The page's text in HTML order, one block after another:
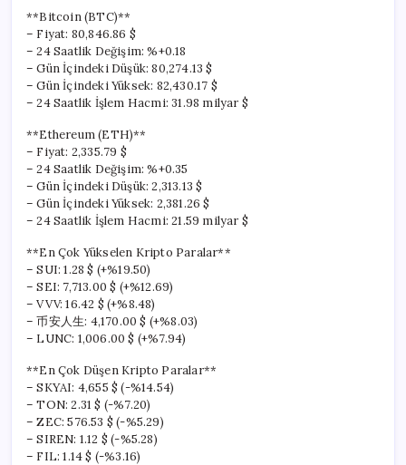
**Bitcoin (BTC)**
– Fiyat: 80,846.86 $
– 24 Saatlik Değişim: %+0.18
– Gün İçindeki Düşük: 80,274.13 $
– Gün İçindeki Yüksek: 82,430.17 $
– 24 Saatlik İşlem Hacmi: 31.98 milyar $
**Ethereum (ETH)**
– Fiyat: 2,335.79 $
– 24 Saatlik Değişim: %+0.35
– Gün İçindeki Düşük: 2,313.13 $
– Gün İçindeki Yüksek: 2,381.26 $
– 24 Saatlik İşlem Hacmi: 21.59 milyar $
**En Çok Yükselen Kripto Paralar**
– SUI: 1.28 $ (+%19.50)
– SEI: 7,713.00 $ (+%12.69)
– VVV: 16.42 $ (+%8.48)
– 币安人生: 4,170.00 $ (+%8.03)
– LUNC: 1,006.00 $ (+%7.94)
**En Çok Düşen Kripto Paralar**
– SKYAI: 4,655 $ (-%14.54)
– TON: 2.31 $ (-%7.20)
– ZEC: 576.53 $ (-%5.29)
– SIREN: 1.12 $ (-%5.28)
– FIL: 1.14 $ (-%3.16)